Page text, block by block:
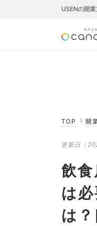
USENの開
TOP 開
更新日：
飲
は
は